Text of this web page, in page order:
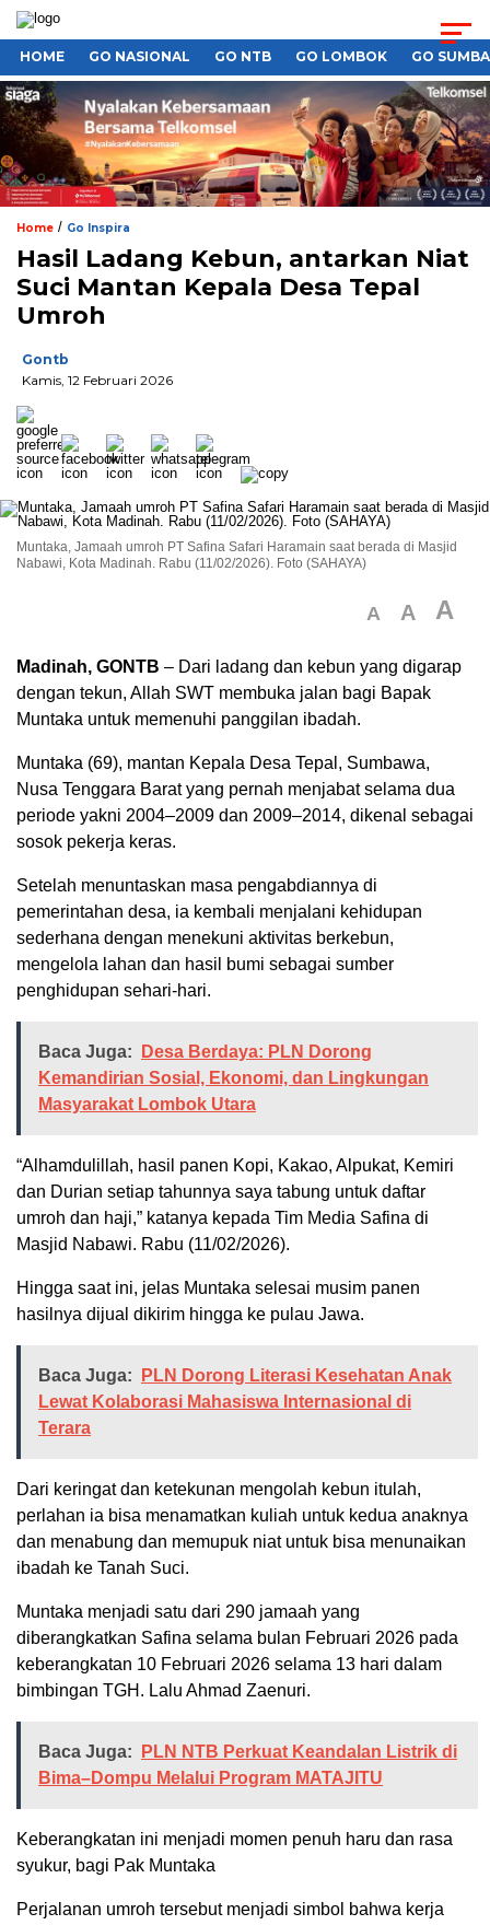
HOME GO NASIONAL GO NTB GO LOMBOK GO
Home / Go Inspira
Hasil Ladang Kebun, antarkan Niat
Suci Mantan Kepala Desa Tepal
Umroh
Gontb
Kamis, 12 Februari 2026
Muntaka, Jamaah umroh PT Safina Safari Haramain saat berada di Masjid
Nabawi, Kota Madinah. Rabu (11/02/2026). Foto (SAHAYA)
A A A
Madinah, GONTB – Dari ladang dan kebun yang digarap
dengan tekun, Allah SWT membuka jalan bagi Bapak
Muntaka untuk memenuhi panggilan ibadah.
Muntaka (69), mantan Kepala Desa Tepal, Sumbawa,
Nusa Tenggara Barat yang pernah menjabat selama dua
periode yakni 2004–2009 dan 2009–2014, dikenal sebagai
sosok pekerja keras.
Setelah menuntaskan masa pengabdiannya di
pemerintahan desa, ia kembali menjalani kehidupan
sederhana dengan menekuni aktivitas berkebun,
mengelola lahan dan hasil bumi sebagai sumber
penghidupan sehari-hari.
Baca Juga:
Desa Berdaya: PLN Dorong
Kemandirian Sosial, Ekonomi, dan Lingkungan
Masyarakat Lombok Utara
“Alhamdulillah, hasil panen Kopi, Kakao, Alpukat, Kemiri
dan Durian setiap tahunnya saya tabung untuk daftar
umroh dan haji,” katanya kepada Tim Media Safina di
Masjid Nabawi. Rabu (11/02/2026).
Hingga saat ini, jelas Muntaka selesai musim panen
hasilnya dijual dikirim hingga ke pulau Jawa.
Baca Juga:
PLN Dorong Literasi Kesehatan Anak
Lewat Kolaborasi Mahasiswa Internasional di
Terara
Dari keringat dan ketekunan mengolah kebun itulah,
perlahan ia bisa menamatkan kuliah untuk kedua anaknya
dan menabung dan memupuk niat untuk bisa menunaikan
ibadah ke Tanah Suci.
Muntaka menjadi satu dari 290 jamaah yang
diberangkatkan Safina selama bulan Februari 2026 pada
keberangkatan 10 Februari 2026 selama 13 hari dalam
bimbingan TGH. Lalu Ahmad Zaenuri.
Baca Juga:
PLN NTB Perkuat Keandalan Listrik di
Bima–Dompu Melalui Program MATAJITU
Keberangkatan ini menjadi momen penuh haru dan rasa
syukur, bagi Pak Muntaka
Perjalanan umroh tersebut menjadi simbol bahwa kerja